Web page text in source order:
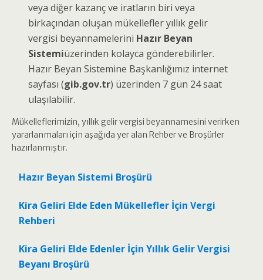
veya diğer kazanç ve iratların biri veya
birkaçından oluşan mükellefler yıllık gelir
vergisi beyannamelerini Hazır Beyan
Sistemiüzerinden kolayca gönderebilirler.
Hazır Beyan Sistemine Başkanlığımız internet
sayfası (gib.gov.tr) üzerinden 7 gün 24 saat
ulaşılabilir.
Mükelleflerimizin, yıllık gelir vergisi beyannamesini verirken
yararlanmaları için aşağıda yer alan Rehber ve Broşürler
hazırlanmıştır.
Hazır Beyan Sistemi Broşürü
Kira Geliri Elde Eden Mükellefler İçin Vergi
Rehberi
Kira Geliri Elde Edenler İçin Yıllık Gelir Vergisi
Beyanı Broşürü